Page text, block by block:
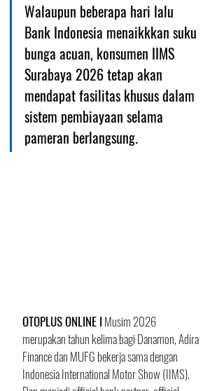
Walaupun beberapa hari lalu
Bank Indonesia menaikkkan suku
bunga acuan, konsumen IIMS
Surabaya 2026 tetap akan
mendapat fasilitas khusus dalam
sistem pembiayaan selama
pameran berlangsung.
OTOPLUS ONLINE I Musim 2026
merupakan tahun kelima bagi Danamon, Adira
Finance dan MUFG bekerja sama dengan
Indonesia International Motor Show (IIMS).